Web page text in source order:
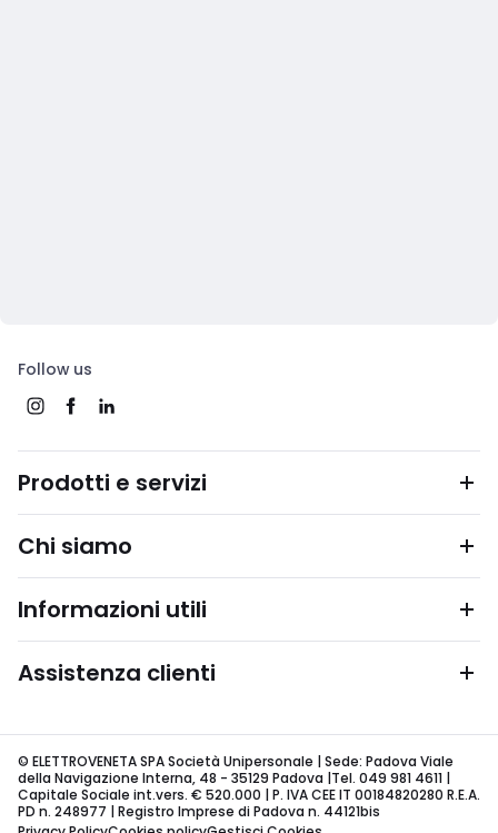
Follow us
Prodotti e servizi
Chi siamo
Informazioni utili
Assistenza clienti
© ELETTROVENETA SPA Società Unipersonale | Sede: Padova Viale
della Navigazione Interna, 48 - 35129 Padova |Tel. 049 981 4611 |
Capitale Sociale int.vers. € 520.000 | P. IVA CEE IT 00184820280 R.E.A.
PD n. 248977 | Registro Imprese di Padova n. 44121bis